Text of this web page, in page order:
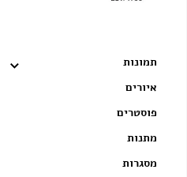
תמונות
איורים
פוסטרים
מתנות
מסגרות